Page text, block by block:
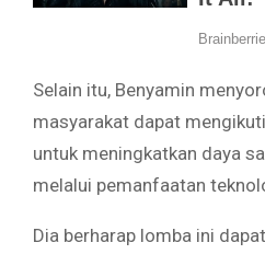
Selain itu, Benyamin
masyarakat dapat
untuk meningkatkan daya
melalui pemanfaatan
Dia berharap lomba ini